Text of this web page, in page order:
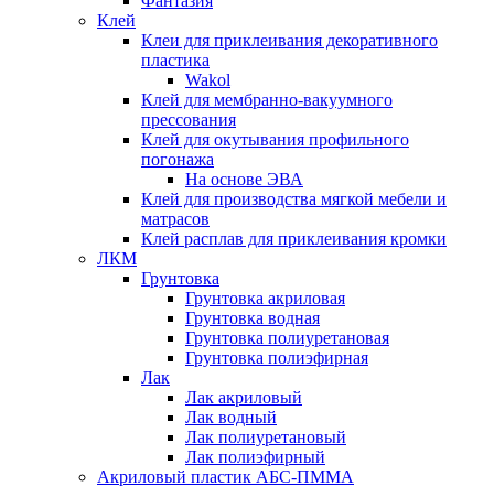
Клей
Клеи для приклеивания декоративного
пластика
Wakol
Клей для мембранно-вакуумного
прессования
Клей для окутывания профильного
погонажа
На основе ЭВА
Клей для производства мягкой мебели и
матрасов
Клей расплав для приклеивания кромки
ЛКМ
Грунтовка
Грунтовка акриловая
Грунтовка водная
Грунтовка полиуретановая
Грунтовка полиэфирная
Лак
Лак акриловый
Лак водный
Лак полиуретановый
Лак полиэфирный
Акриловый пластик АБС-ПММА